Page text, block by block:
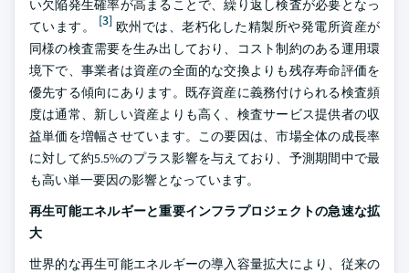
い欠陥発生確率が高まることで、繰り返し検査が必要となっ
ています。
[3] 欧州では、老朽化した精製所や発電所資産が
同様の検査需要を生み出しており、コスト制約のある運用環
境下で、事業者は資産の全面的な交換よりも残存寿命評価を
優先する傾向にあります。既存資産に義務付けられる検査頻
度は通常、新しい資産よりも高く、検査サービス提供者の収
益単価を増幅させています。この要因は、市場全体の成長率
に対して約5.5%のプラス影響を与えており、予測期間中で最
も高い単一要因の影響となっています。
再生可能エネルギーと重要インフラプロジェクトの急速な拡
大
世界的な再生可能エネルギーの導入容量拡大により、従来の